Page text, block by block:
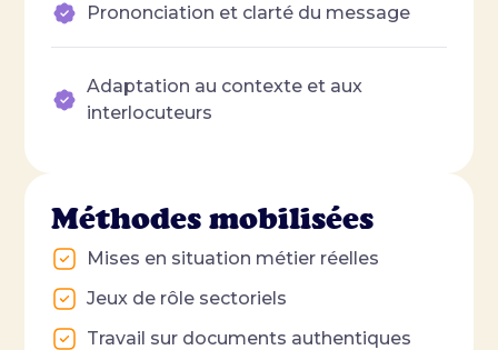
Prononciation et clarté du message
Adaptation au contexte et aux
interlocuteurs
Méthodes mobilisées
Mises en situation métier réelles
Jeux de rôle sectoriels
Travail sur documents authentiques